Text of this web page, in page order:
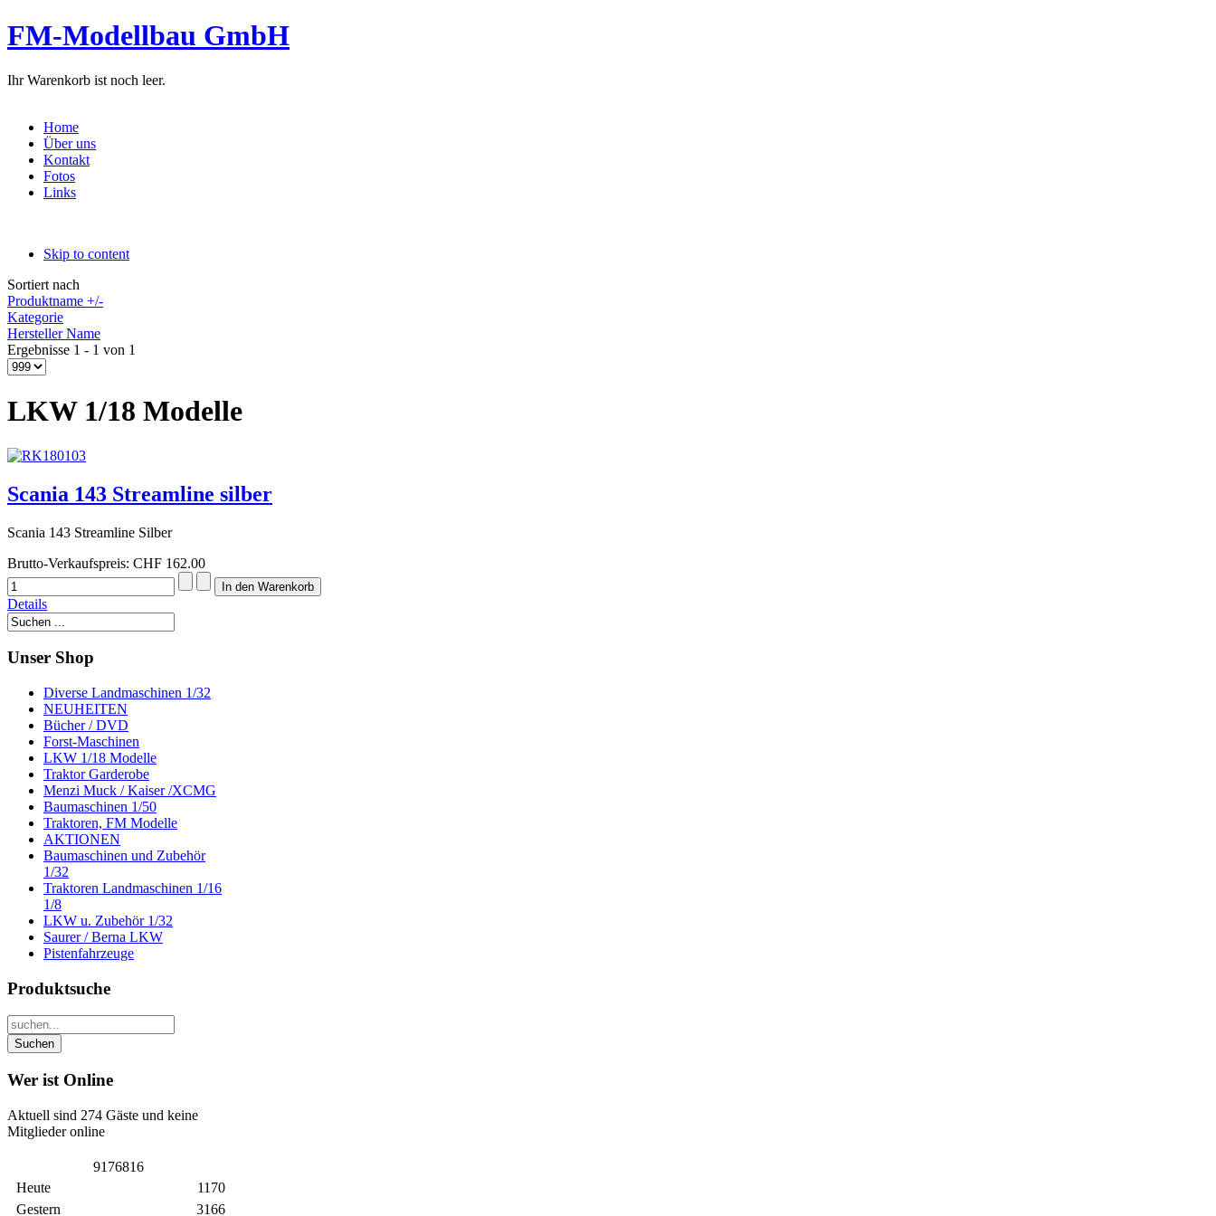
FM-Modellbau GmbH
Ihr Warenkorb ist noch leer.
Home
Über uns
Kontakt
Fotos
Links
Skip to content
Sortiert nach
Produktname +/-
Kategorie
Hersteller Name
Ergebnisse 1 - 1 von 1
LKW 1/18 Modelle
Scania 143 Streamline silber
Scania 143 Streamline Silber
Brutto-Verkaufspreis: CHF 162.00
Details
Unser Shop
Diverse Landmaschinen 1/32
NEUHEITEN
Bücher / DVD
Forst-Maschinen
LKW 1/18 Modelle
Traktor Garderobe
Menzi Muck / Kaiser /XCMG
Baumaschinen 1/50
Traktoren, FM Modelle
AKTIONEN
Baumaschinen und Zubehör
1/32
Traktoren Landmaschinen 1/16
1/8
LKW u. Zubehör 1/32
Saurer / Berna LKW
Pistenfahrzeuge
Produktsuche
Wer ist Online
Aktuell sind 274 Gäste und keine
Mitglieder online
91 76816
Heute
Gestern
1170
3166